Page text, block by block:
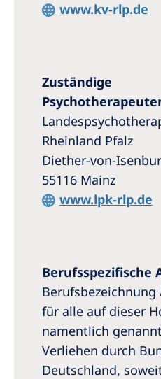
www.kv-rlp.de
Zuständige
Rheinland Pfalz
Diether-von-
55116 Mainz
www.lpk-rlp.de
Berufsspezifische
für alle auf dieser
namentlich
Verliehen durch
Deutschland,